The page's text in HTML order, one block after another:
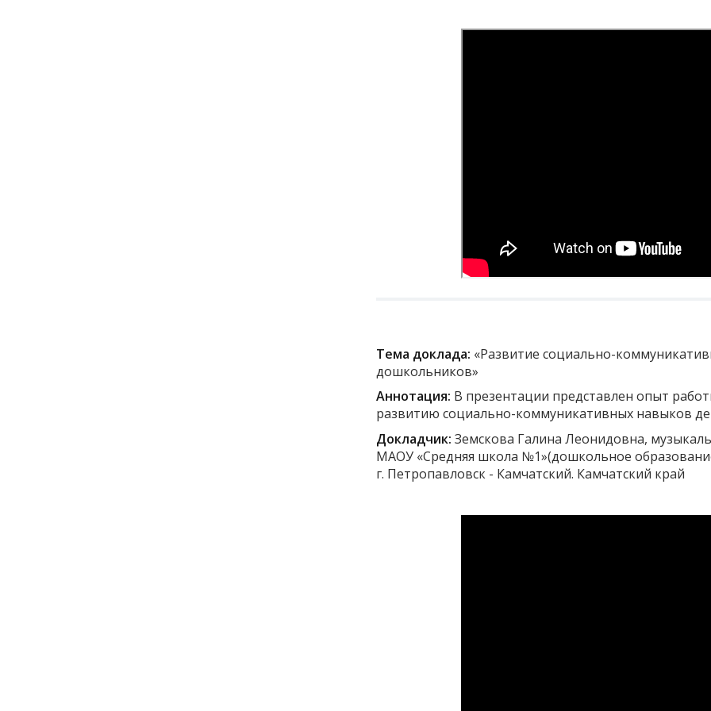
Тема доклада: «Развитие социально-
дошкольников»
Аннотация: В презентации представлен опыт
развитию социально-коммуникативных навыков
Докладчик: Земскова Галина Леонидовна,
МАОУ «Средняя школа №1»(дошкольное
г. Петропавловск - Камчатский. Камчатский край